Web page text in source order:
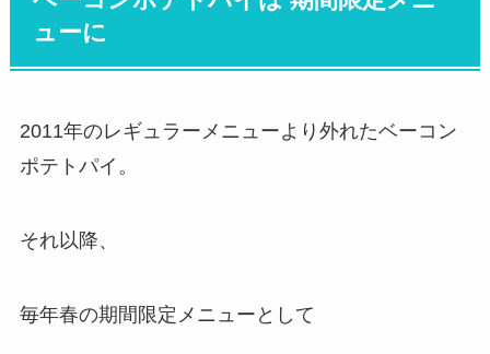
ューに
2011年のレギュラーメニューより外れたベーコン
ポテトパイ。
それ以降、
毎年春の期間限定メニューとして